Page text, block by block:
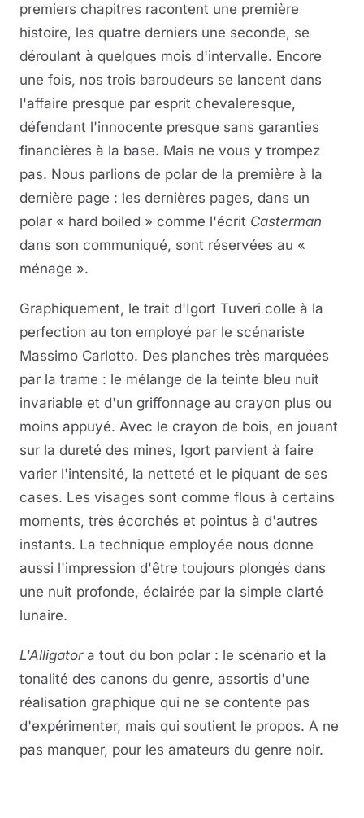
premiers chapitres racontent une première
histoire, les quatre derniers une seconde, se
déroulant à quelques mois d'intervalle. Encore
une fois, nos trois baroudeurs se lancent dans
l'affaire presque par esprit chevaleresque,
défendant l'innocente presque sans garanties
financières à la base. Mais ne vous y trompez
pas. Nous parlions de polar de la première à la
dernière page : les dernières pages, dans un
polar « hard boiled » comme l'écrit Casterman
dans son communiqué, sont réservées au «
ménage ».
Graphiquement, le trait d'Igort Tuveri colle à la
perfection au ton employé par le scénariste
Massimo Carlotto. Des planches très marquées
par la trame : le mélange de la teinte bleu nuit
invariable et d'un griffonnage au crayon plus ou
moins appuyé. Avec le crayon de bois, en jouant
sur la dureté des mines, Igort parvient à faire
varier l'intensité, la netteté et le piquant de ses
cases. Les visages sont comme flous à certains
moments, très écorchés et pointus à d'autres
instants. La technique employée nous donne
aussi l'impression d'être toujours plongés dans
une nuit profonde, éclairée par la simple clarté
lunaire.
L'Alligatora tout du bon polar : le scénario et la
tonalité des canons du genre, assortis d'une
réalisation graphique qui ne se contente pas
d'expérimenter, mais qui soutient le propos. A ne
pas manquer, pour les amateurs du genre noir.